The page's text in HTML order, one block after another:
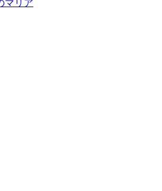
マリア